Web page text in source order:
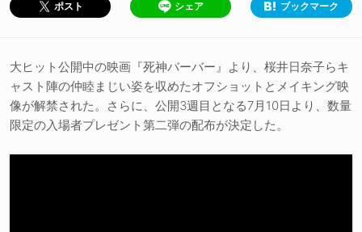
ポスト シェア ブックマーク
大ヒット公開中の映画『死神バーバー』より、桜井日奈子らキ
ャスト陣の仲睦まじい姿を収めたオフショットとメイキング映
像が解禁された。さらに、公開3週目となる7月10日より、数量
限定の入場者プレゼント第二弾の配布が決定した。